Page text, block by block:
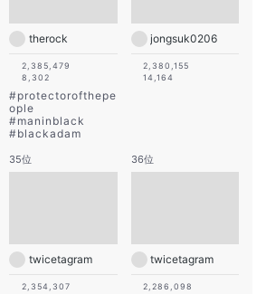
therock
2,385,479
8,302
#protectorofthepe
ople
#maninblack
#blackadam
jongsuk0206
2,380,155
14,164
35位
twicetagram
2,354,307
36位
twicetagram
2,286,098